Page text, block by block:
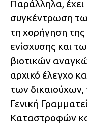
Παράλληλα, έχει
συγκέντρωση
τη χορήγηση
ενίσχυσης και
βιοτικών
αρχικό έλεγχο
των δικαιούχων,
Γενική
Καταστροφών